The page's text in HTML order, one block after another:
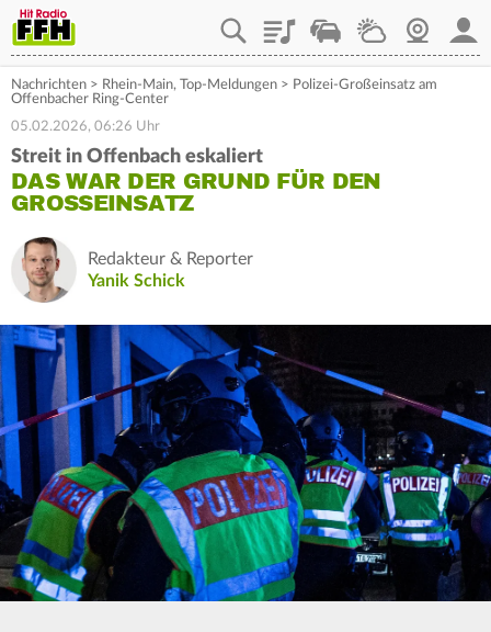
PlaylistStaupilotWetterWebcam
Nachrichten > Rhein-Main, Top-Meldungen > Polizei-Großeinsatz am
Offenbacher Ring-Center
05.02.2026, 06:26 Uhr
Streit in Offenbach eskaliert
DAS WAR DER GRUND FÜR DEN
GROSSEINSATZ
Redakteur & Reporter
Yanik Schick